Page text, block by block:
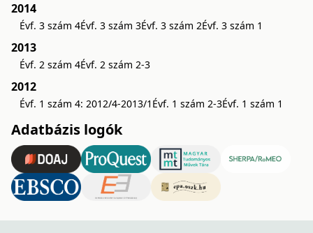
2014
Évf. 3 szám 4Évf. 3 szám 3Évf. 3 szám 2Évf. 3 szám 1
2013
Évf. 2 szám 4Évf. 2 szám 2-3
2012
Évf. 1 szám 4: 2012/4-2013/1 Évf. 1 szám 2-3Évf. 1 szám 1
Adatbázis logók